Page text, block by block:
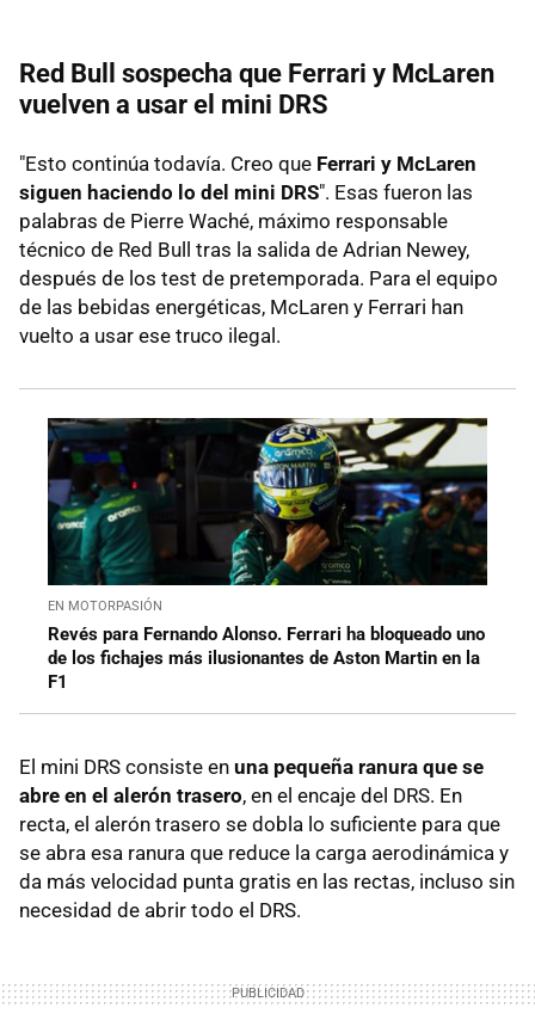
Red Bull sospecha que Ferrari y McLaren
vuelven a usar el mini DRS
"Esto continúa todavía. Creo que Ferrari y McLaren
siguen haciendo lo del mini DRS". Esas fueron las
palabras de Pierre Waché, máximo responsable
técnico de Red Bull tras la salida de Adrian Newey,
después de los test de pretemporada. Para el equipo
de las bebidas energéticas, McLaren y Ferrari han
vuelto a usar ese truco ilegal.
EN MOTORPASIÓN
Revés para Fernando Alonso. Ferrari ha bloqueado uno
de los fichajes más ilusionantes de Aston Martin en la
F1
El mini DRS consiste en una pequeña ranura que se
abre en el alerón trasero, en el encaje del DRS. En
recta, el alerón trasero se dobla lo suficiente para que
se abra esa ranura que reduce la carga aerodinámica y
da más velocidad punta gratis en las rectas, incluso sin
necesidad de abrir todo el DRS.